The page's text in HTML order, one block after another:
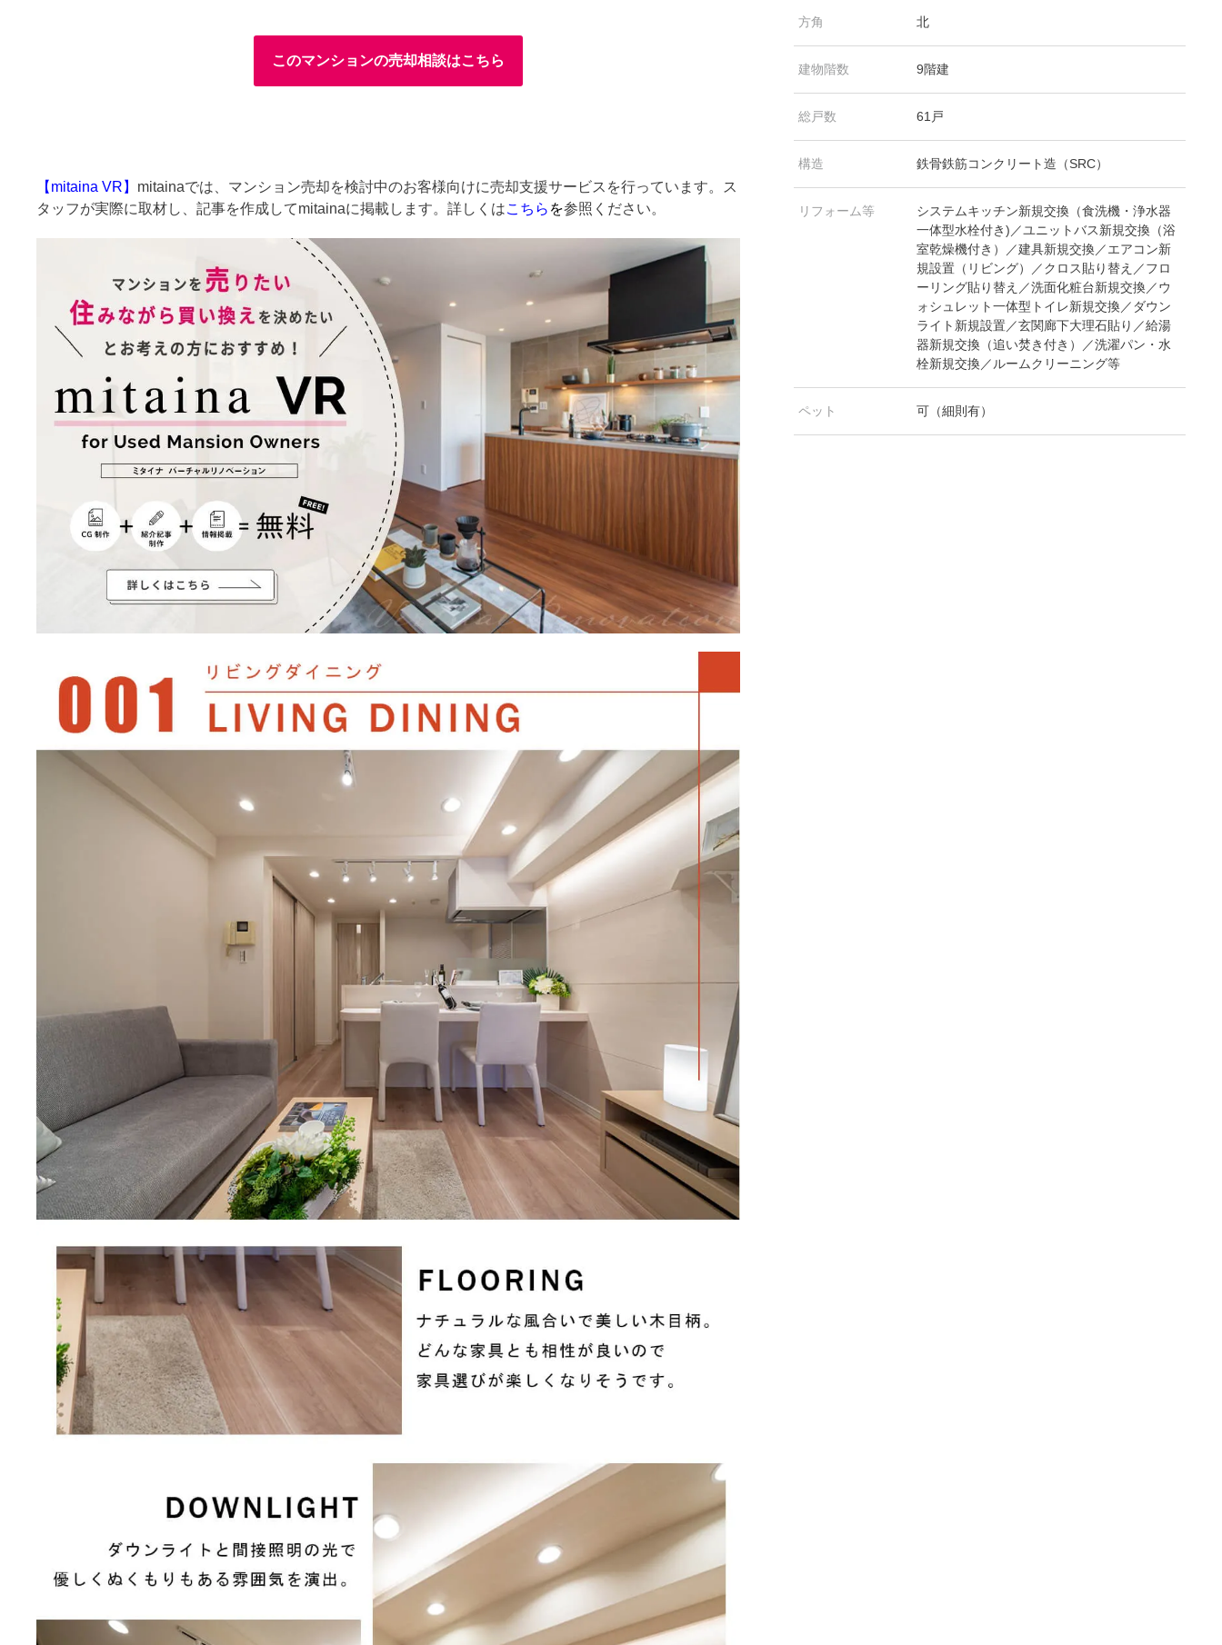
このマンションの売却相談はこちら
【mitaina VR】 mitainaでは、マンション売却を検討中のお客様向けに売却支援サービスを行っています。ス
タッフが実際に取材し、記事を作成してmitainaに掲載します。詳しくはこちら を参照ください。
方角 北
建物階数 9階建
総戸数 61戸
構造 鉄骨鉄筋コンクリート造（SRC）
リフォーム等
システムキッチン新規交換（食洗機・浄水器
一体型水栓付き)／ユニットバス新規交換（浴
室乾燥機付き）／建具新規交換／エアコン新
規設置（リビング）／クロス貼り替え／フロ
ーリング貼り替え／洗面化粧台新規交換／ウ
ォシュレット一体型トイレ新規交換／ダウン
ライト新規設置／玄関廊下大理石貼り／給湯
器新規交換（追い焚き付き）／洗濯パン・水
栓新規交換／ルームクリーニング等
ペット 可（細則有）